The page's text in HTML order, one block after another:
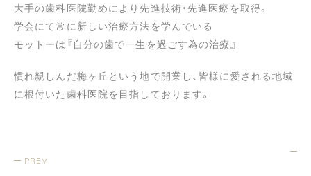
大手の歯科医院勤めにより先進技術・先進医療を取得。
学会にて常に新しい治療方法を学んでいる
モットーは『自分の歯で一生を過ごす為の治療』
慣れ親しんだ梅ヶ丘という地で開業し、皆様に愛される地域
に根付いた歯科医院を目指しております。
PREV